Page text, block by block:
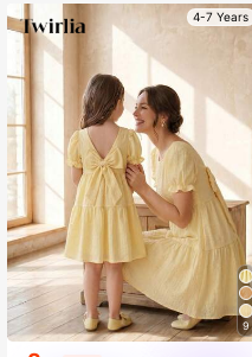
egante
4-7 Years
9